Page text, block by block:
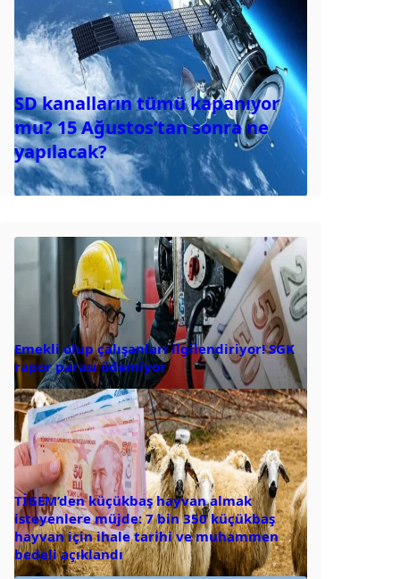
SD kanalların tümü kapanıyor
mu? 15 Ağustos’tan sonra ne
yapılacak?
Emekli olup çalışanları ilgilendiriyor! SGK
rapor parası ödemiyor
TİGEM’den küçükbaş hayvan almak
isteyenlere müjde: 7 bin 350 küçükbaş
hayvan için ihale tarihi ve muhammen
bedeli açıklandı